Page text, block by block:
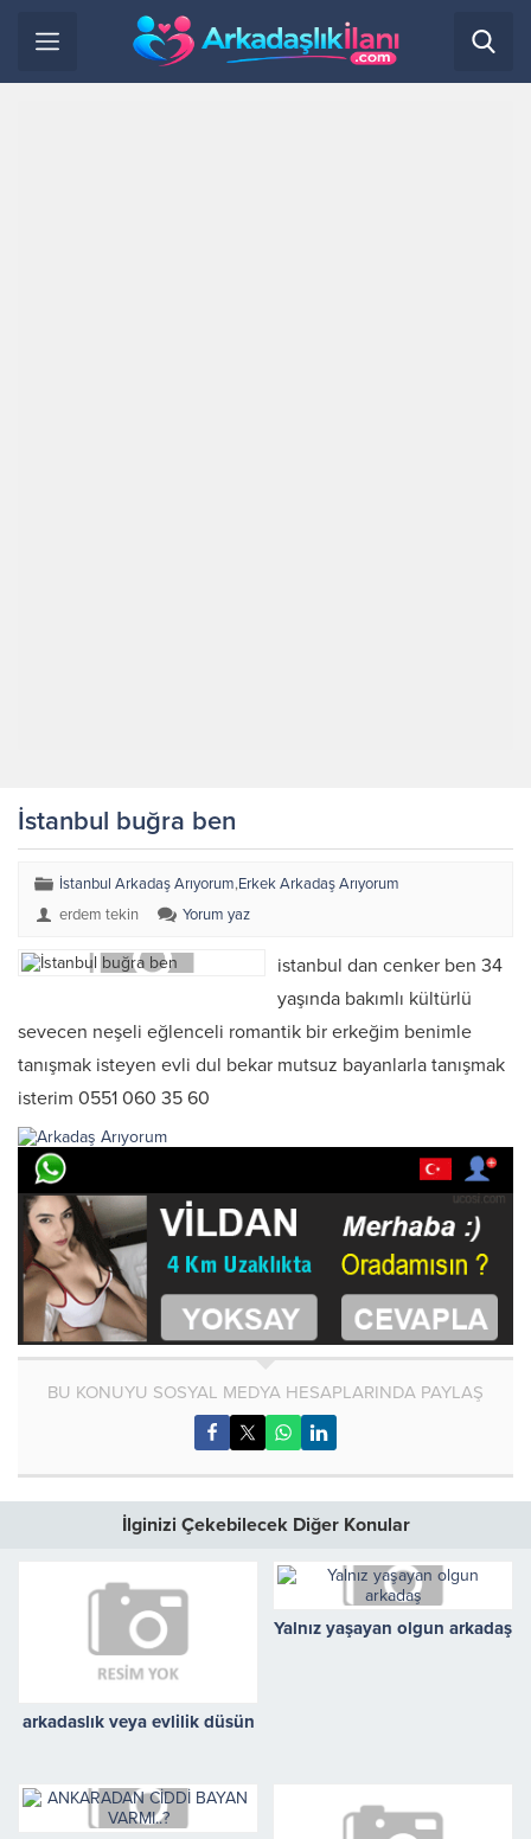
İstanbul buğra ben
İstanbul Arkadaş Arıyorum,Erkek Arkadaş Arıyorum
erdem tekin
Yorum yaz
istanbul dan cenker ben 34
yaşında bakımlı kültürlü
sevecen neşeli eğlenceli romantik bir erkeğim benimle
tanışmak isteyen evli dul bekar mutsuz bayanlarla tanışmak
isterim 0551 060 35 60
BU KONUYU SOSYAL MEDYA HESAPLARINDA PAYLAŞ
İlginizi Çekebilecek Diğer Konular
arkadaslık veya evlilik düsün
Yalnız yaşayan olgun arkadaş